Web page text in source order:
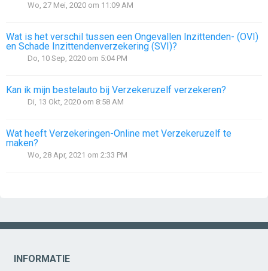
Wo, 27 Mei, 2020 om 11:09 AM
Wat is het verschil tussen een Ongevallen Inzittenden- (OVI)
en Schade Inzittendenverzekering (SVI)?
Do, 10 Sep, 2020 om 5:04 PM
Kan ik mijn bestelauto bij Verzekeruzelf verzekeren?
Di, 13 Okt, 2020 om 8:58 AM
Wat heeft Verzekeringen-Online met Verzekeruzelf te
maken?
Wo, 28 Apr, 2021 om 2:33 PM
INFORMATIE